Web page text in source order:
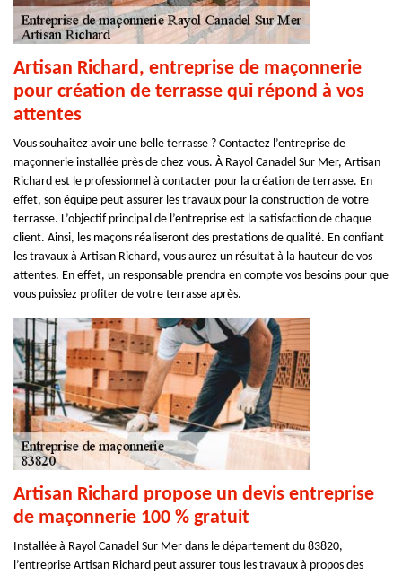
Artisan Richard, entreprise de maçonnerie
pour création de terrasse qui répond à vos
attentes
Vous souhaitez avoir une belle terrasse ? Contactez l’entreprise de
maçonnerie installée près de chez vous. À Rayol Canadel Sur Mer, Artisan
Richard est le professionnel à contacter pour la création de terrasse. En
effet, son équipe peut assurer les travaux pour la construction de votre
terrasse. L’objectif principal de l’entreprise est la satisfaction de chaque
client. Ainsi, les maçons réaliseront des prestations de qualité. En confiant
les travaux à Artisan Richard, vous aurez un résultat à la hauteur de vos
attentes. En effet, un responsable prendra en compte vos besoins pour que
vous puissiez profiter de votre terrasse après.
Artisan Richard propose un devis entreprise
de maçonnerie 100 % gratuit
Installée à Rayol Canadel Sur Mer dans le département du 83820,
l’entreprise Artisan Richard peut assurer tous les travaux à propos des